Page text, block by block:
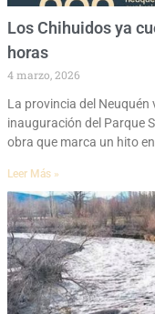
Los Chihuidos ya
horas
4 marzo, 2026
La provincia del
inauguración del Parque
obra que marca un hito
Leer Más »